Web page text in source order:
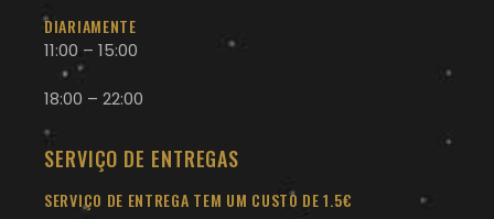
DIARIAMENTE
11:00 – 15:00
18:00 – 22:00
SERVIÇO DE ENTREGAS
SERVIÇO DE ENTREGA TEM UM CUSTO DE 1.5€